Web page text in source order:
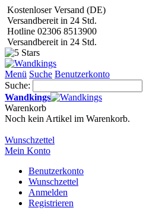
Kostenloser Versand (DE)
Versandbereit in 24 Std.
Hotline 02306 8513900
Versandbereit in 24 Std.
Menü Suche Benutzerkonto
Suche:
Wandkings
Warenkorb
Noch kein Artikel im Warenkorb.
Wunschzettel
Mein Konto
Benutzerkonto
Wunschzettel
Anmelden
Registrieren